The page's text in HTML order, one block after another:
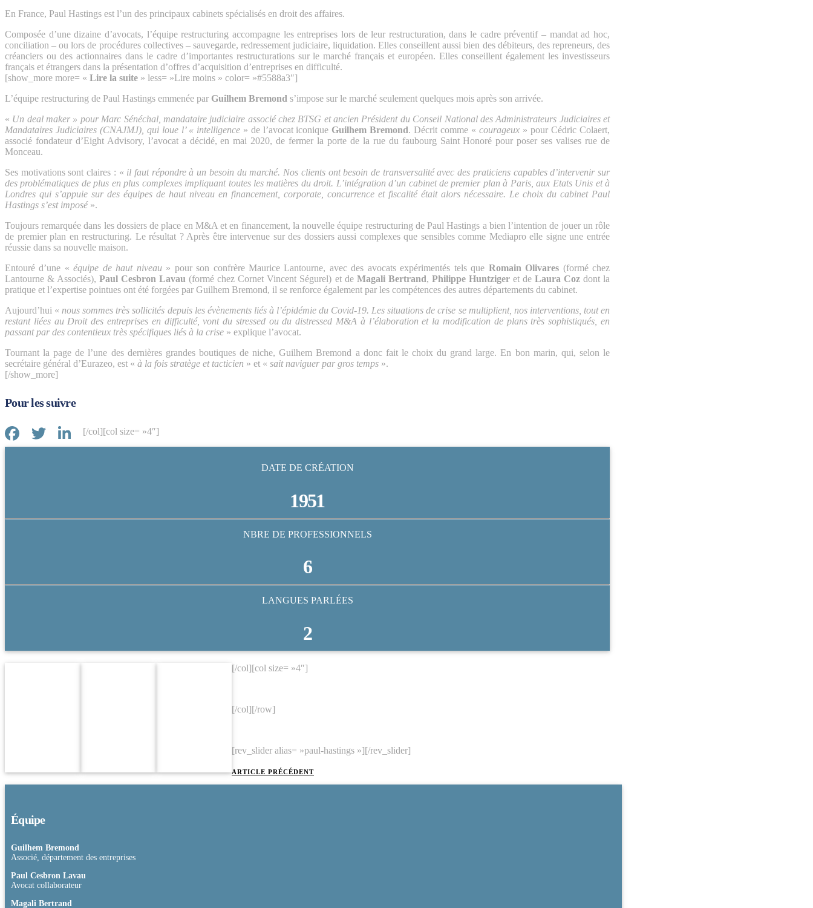
En France, Paul Hastings est l’un des principaux cabinets spécialisés en droit des affaires.
Composée d’une dizaine d’avocats, l’équipe restructuring accompagne les entreprises lors de leur restructuration, dans le cadre préventif – mandat ad hoc,
conciliation – ou lors de procédures collectives – sauvegarde, redressement judiciaire, liquidation. Elles conseillent aussi bien des débiteurs, des repreneurs, des
créanciers ou des actionnaires dans le cadre d’importantes restructurations sur le marché français et européen. Elles conseillent également les investisseurs
français et étrangers dans la présentation d’offres d’acquisition d’entreprises en difficulté.
[show_more more= « Lire la suite » less= »Lire moins » color= »#5588a3″]
L’équipe restructuring de Paul Hastings emmenée par Guilhem Bremond s’impose sur le marché seulement quelques mois après son arrivée.
« Un deal maker » pour Marc Sénéchal, mandataire judiciaire associé chez BTSG et ancien Président du Conseil National des Administrateurs Judiciaires et
Mandataires Judiciaires (CNAJMJ), qui loue l’ « intelligence» de l’avocat iconique Guilhem Bremond. Décrit comme «courageux » pour Cédric Colaert,
associé fondateur d’Eight Advisory, l’avocat a décidé, en mai 2020, de fermer la porte de la rue du faubourg Saint Honoré pour poser ses valises rue de
Monceau.
Ses motivations sont claires : « il faut répondre à un besoin du marché. Nos clients ont besoin de transversalité avec des praticiens capables d’intervenir sur
des problématiques de plus en plus complexes impliquant toutes les matières du droit. L’intégration d’un cabinet de premier plan à Paris, aux Etats Unis et à
Londres qui s’appuie sur des équipes de haut niveau en financement, corporate, concurrence et fiscalité était alors nécessaire. Le choix du cabinet Paul
Hastings s’est imposé».
Toujours remarquée dans les dossiers de place en M&A et en financement, la nouvelle équipe restructuring de Paul Hastings a bien l’intention de jouer un rôle
de premier plan en restructuring. Le résultat ? Après être intervenue sur des dossiers aussi complexes que sensibles comme Mediapro elle signe une entrée
réussie dans sa nouvelle maison.
Entouré d’une «équipe de haut niveau» pour son confrère Maurice Lantourne, avec des avocats expérimentés tels que Romain Olivares (formé chez
Lantourne & Associés),Paul Cesbron Lavau (formé chez Cornet Vincent Ségurel) et de Magali Bertrand, Philippe Huntzigeret de Laura Cozdont la
pratique et l’expertise pointues ont été forgées par Guilhem Bremond, il se renforce également par les compétences des autres départements du cabinet.
Aujourd’hui « nous sommes très sollicités depuis les évènements liés à l’épidémie du Covid-19. Les situations de crise se multiplient, nos interventions, tout en
restant liées au Droit des entreprises en difficulté, vont du stressed ou du distressed M&A à l’élaboration et la modification de plans très sophistiqués, en
passant par des contentieux très spécifiques liés à la crise » explique l’avocat.
Tournant la page de l’une des dernières grandes boutiques de niche, Guilhem Bremond a donc fait le choix du grand large. En bon marin, qui, selon le
secrétaire général d’Eurazeo, est « à la fois stratège et tacticien » et « sait naviguer par gros temps ».
[/show_more]
Pour les suivre
[/col][col size= »4″]
DATE DE CRÉATION
1951
NBRE DE PROFESSIONNELS
6
LANGUES PARLÉES
2
Équipe
Guilhem Bremond
Associé, département des entreprises
Paul Cesbron Lavau
Avocat collaborateur
Magali Bertrand
[/col][col size= »4″]
[/col][/row]
[rev_slider alias= »paul-hastings »][/rev_slider]
ARTICLE PRÉCÉDENT